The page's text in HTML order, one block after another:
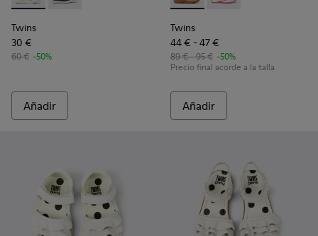
Twins
30 €
60 € -50%
Añadir
Twins
44 € - 47 €
89 € - 95 € -50%
Precio final acorde a la talla
Añadir